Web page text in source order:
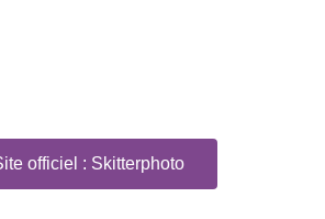
officiel : Skitterphoto